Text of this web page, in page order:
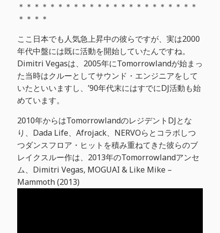
＊＊＊＊＊＊＊＊＊＊＊＊＊＊＊＊＊＊＊＊＊＊＊
＊＊＊＊
ここ日本でも人気急上昇中の彼らですが、実は2000
年代中盤には既に活動を開始していたんですね。
Dimitri Vegasは、2005年にTomorrowlandが始まっ
た当時はクルーとしてサウンド・エンジニアをして
いたといいますし、’90年代末にはすでにDJ活動も始
めています。
2010年からはTomorrowlandのレジデントDJとな
り、Dada Life、Afrojack、NERVOらとコラボしつ
つダンスフロア・ヒットを積み重ねてきた彼らのブ
レイクスルー作は、2013年のTomorrowlandアンセ
ム、Dimitri Vegas, MOGUAI & Like Mike –
Mammoth (2013)